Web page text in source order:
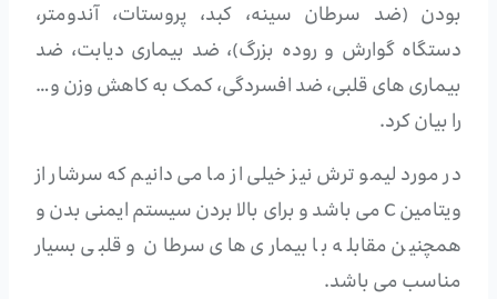
بودن (ضد سرطان سینه، کبد، پروستات، آندومتر،
دستگاه گوارش و روده بزرگ)، ضد بیماری دیابت، ضد
بیماری های قلبی، ضد افسردگی، کمک به کاهش وزن و…
را بیان کرد.
در مورد لیمو ترش نیز خیلی از ما می دانیم که سرشار از
ویتامین C می باشد و برای بالا بردن سیستم ایمنی بدن و
همچنین مقابله با بیماری های سرطان و قلبی بسیار
مناسب می باشد.